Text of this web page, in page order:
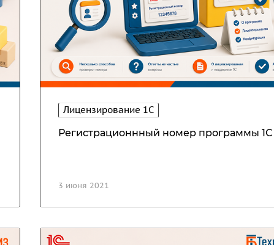
Лицензирование 1С
3 июня 2021
Регистрационнный номер программы 1С